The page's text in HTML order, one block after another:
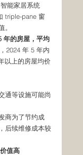
能家居系统
triple-pane 窗
。
年的房屋，平均
2024 年 5 年内
以上的房屋均价
通等设施可能尚
商为了节约成
后续维修成本较
值高